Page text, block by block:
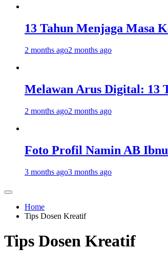
13 Tahun Menjaga Masa
2 months ago2 months ago
Melawan Arus Digital: 13
2 months ago2 months ago
Foto Profil Namin AB
3 months ago3 months ago
Home
Tips Dosen Kreatif
Tips Dosen Kreatif